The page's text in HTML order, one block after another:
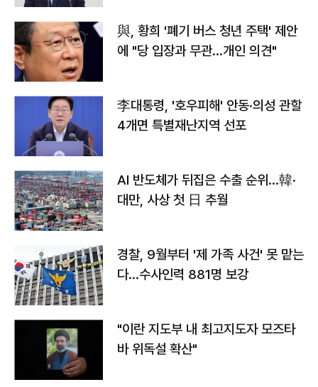
與, 황희 '폐기 버스 청년 주택' 제안
에 "당 입장과 무관…개인 의견"
李대통령, '호우피해' 안동·의성 관할
4개면 특별재난지역 선포
AI 반도체가 뒤집은 수출 순위…韓·
대만, 사상 첫 日 추월
경찰, 9월부터 '제 가족 사건' 못 맡는
다…수사인력 881명 보강
"이란 지도부 내 최고지도자 모즈타
바 위독설 확산"